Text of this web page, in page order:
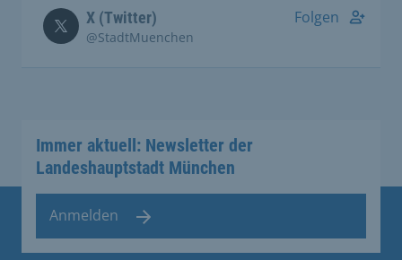
X (Twitter)
@StadtMuenchen
Folgen
Immer aktuell: Newsletter der
Landeshauptstadt München
Anmelden